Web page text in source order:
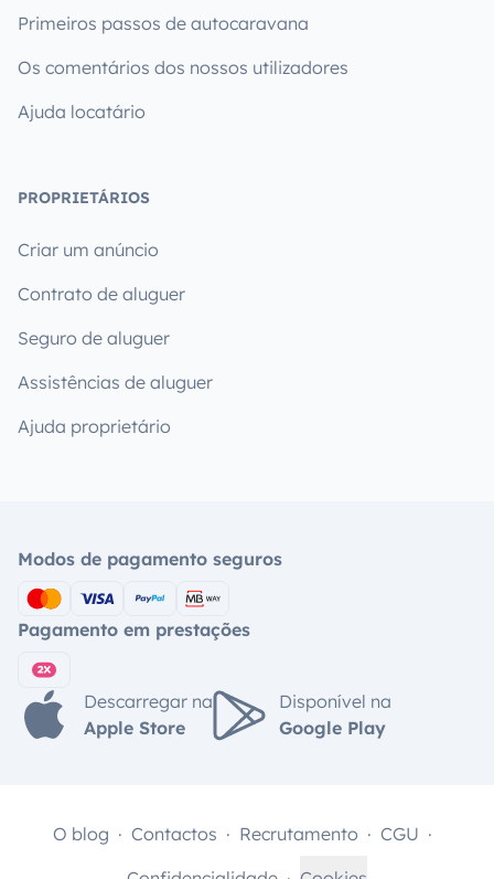
Primeiros passos de autocaravana
Os comentários dos nossos utilizadores
Ajuda locatário
PROPRIETÁRIOS
Criar um anúncio
Contrato de aluguer
Seguro de aluguer
Assistências de aluguer
Ajuda proprietário
Modos de pagamento seguros
Pagamento em prestações
Descarregar na
Apple Store
Disponível na
Google Play
O blog Contactos Recrutamento
CGU